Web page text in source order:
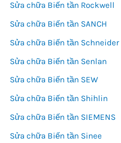
Sửa chữa Biến tần Rockwell
Sửa chữa Biến tần SANCH
Sửa chữa Biến tần Schneider
Sửa chữa Biến tần Senlan
Sửa chữa Biến tần SEW
Sửa chữa Biến tần Shihlin
Sửa chữa Biến tần SIEMENS
Sửa chữa Biến tần Sinee